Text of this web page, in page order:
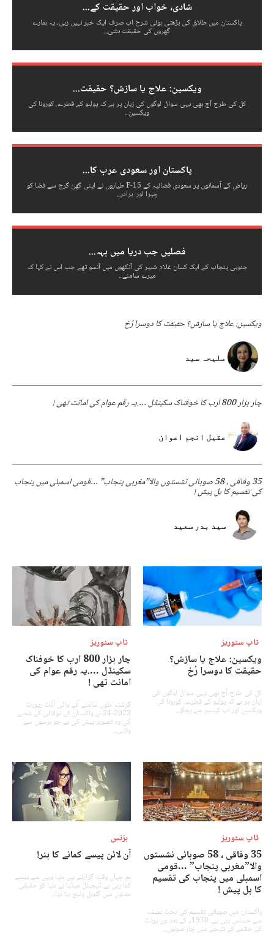
شادی، خواب اور حقیقت کے...
پاکستان میں طلاق کی بڑھتی ہوئی شرح اب صرف ایک خبر نہیں رہی، یہ ہمارے
گھروں کی حقیقت بنتی...
ویکسین: علاج یا سازش؟ حقیقت...
کل کی طرح آج بھی یہی سوال لوگوں کی زبان پر ہے کہ پولیو کے قطرے، کورونا کی
ویکسین...
پاکستان اور سعودی عرب کا...
ریاض کے آسمانوں پر سعودی فضائیہ کے F-15 طیاروں نے اپنی گھن گرج سے فضا کو
چیرا اور برادر...
فصلیں جب دریا میں بہہ...
جنوبی پنجاب کے ایک کسان غلام شبیر کی آنکھوں میں آنسو تھے جب اس نے کہا کہ
میرے سامنے...
ویکسین: علاج یا سازش؟ حقیقت کا دوسرا رُخ
ملیحہ سید
چار ہزار 800 ارب کا خوفناک سکینڈل ….یہ رقم عوام کی امانت تھی !
عقیل انجم اعوان
35 وفاقی ، 58 صوبائی نشستوں والا”مغربی پنجاب” …قومی اسمبلی میں پنجاب
کی تقسیم کا بل پیش !
سید بدر سعید
ٹاپ سٹوریز
ویکسین: علاج یا سازش؟
حقیقت کا دوسرا رُخ
کل کی طرح آج بھی یہی سوال لوگوں کی
زبان پر ہے کہ پولیو کے قطرے، کورونا کی
ویکسین اور اب کینسر سے بچاؤ...
ٹاپ سٹوریز
چار ہزار 800 ارب کا خوفناک
سکینڈل ….یہ رقم عوام کی
امانت تھی !
گزشتہ دنوں سامنے آنے والی آڈٹ رپورٹ
2023-24 نے پاکستان کے توانائی کے شعبے
کی وہ تصویر پیش کی ہے جو برسوں سے
وقتی...
ٹاپ سٹوریز
35 وفاقی ، 58 صوبائی نشستوں
والا”مغربی پنجاب” …قومی
اسمبلی میں پنجاب کی تقسیم
کا بل پیش !
پاکستان میں صوبائی تقسیم کی بحث ہمیشہ
سے حساس رہی ہے۔ 1970ء کے بعد ون یونٹ
کے خاتمے کے نتیجے میں چار صوبوں...
بزنس
آن لائن پیسے کمانے کا ہنر!
ہم جہاں وقت گزارتے ہیں دنیا وہیں سے پیسے
کما رہی ہے۔ڈیجیٹل میڈیا نے دنیا کو حقیقی
معنوں میں گلوبل ولیج بنا دیا...